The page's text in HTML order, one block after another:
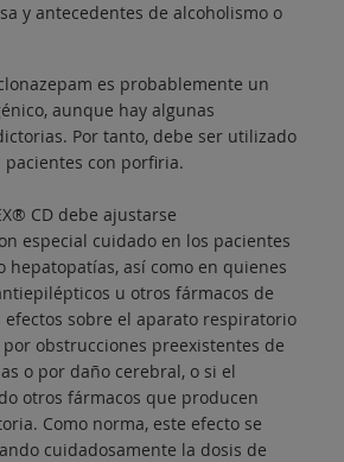
y antecedentes de alcoholismo o
es probablemente un
aunque hay algunas
Por tanto, debe ser utilizado
con porfiria.
CD debe ajustarse
especial cuidado en los pacientes
hepatopatías, así como en quienes
u otros fármacos de
efectos sobre el aparato respiratorio
obstrucciones preexistentes de
o por daño cerebral, o si el
otros fármacos que producen
Como norma, este efecto se
cuidadosamente la dosis de